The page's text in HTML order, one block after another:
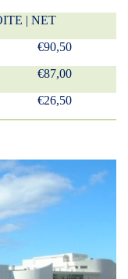
| NET
€90,50
€87,00
€26,50